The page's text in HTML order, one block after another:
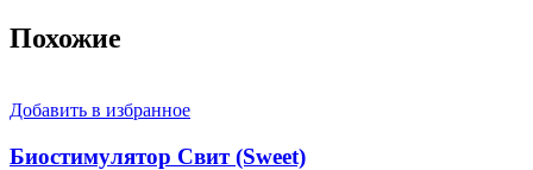
Похожие
Добавить в избранное
Биостимулятор Свит (Sweet)